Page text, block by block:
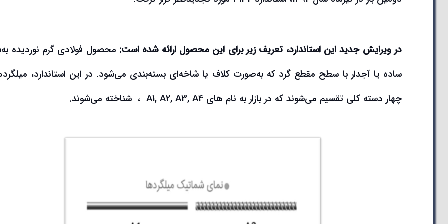
در ویرایش جدید این استاندارد، تعریف زیر برای این محصول ارائه شده است: محصول فولادی گرم نوردیده
ساده یا آجدار با سطح مقطع گرد که به‌صورت کلاف یا شاخه‌ای بسته‌بندی می‌شود. در این استاندارد،
چهار دسته کلی تقسیم می‌شوند که در بازار به نام های A1, A2, A3, A4 ‌ ، شناخته می‌شوند.